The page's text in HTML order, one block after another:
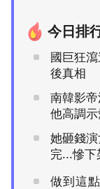
今日排
國巨狂
後真相
南韓影
他高調示
她砸錢
完...慘下
做到這